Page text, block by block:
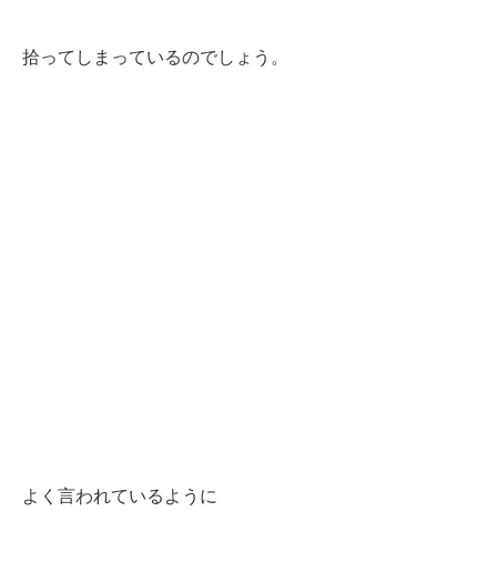
拾ってしまっているのでしょう。
よく言われているように